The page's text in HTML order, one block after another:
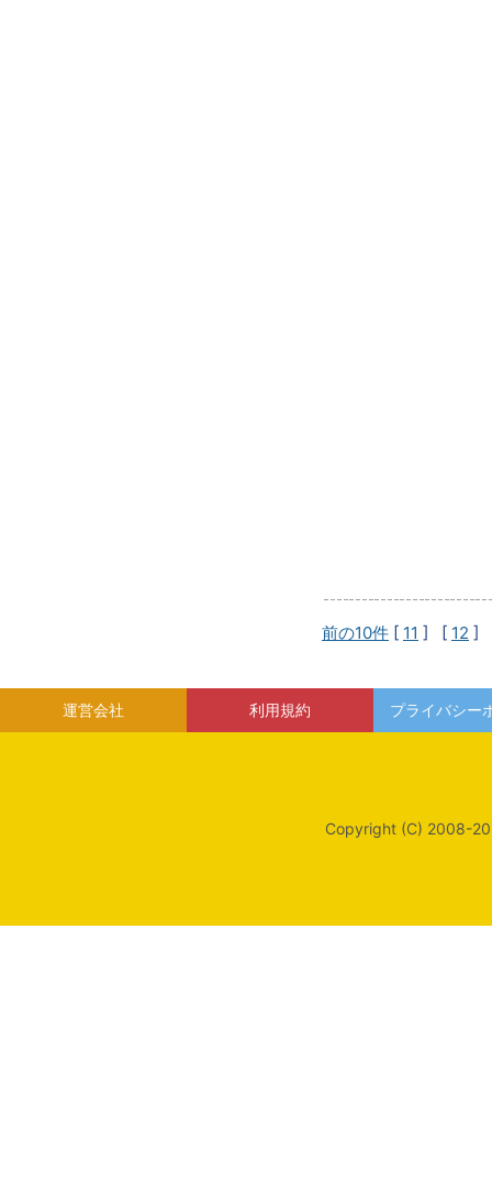
前の10件 [ 11 ] [ 12 ]
運営会社 利用規約 プライバシー
Copyright (C) 2008-